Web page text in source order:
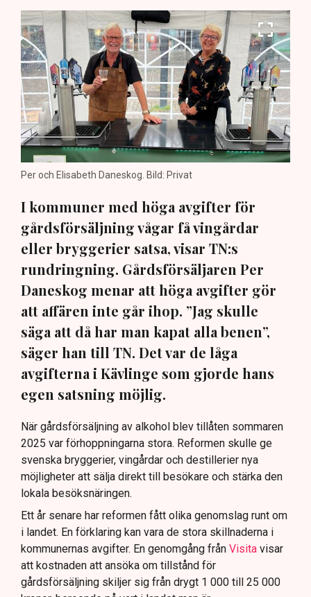
Per och Elisabeth Daneskog. Bild: Privat
I kommuner med höga avgifter för
gårdsförsäljning vågar få vingårdar
eller bryggerier satsa, visar TN:s
rundringning. Gårdsförsäljaren Per
Daneskog menar att höga avgifter gör
att affären inte går ihop. ”Jag skulle
säga att då har man kapat alla benen”,
säger han till TN. Det var de låga
avgifterna i Kävlinge som gjorde hans
egen satsning möjlig.
När gårdsförsäljning av alkohol blev tillåten sommaren
2025 var förhoppningarna stora. Reformen skulle ge
svenska bryggerier, vingårdar och destillerier nya
möjligheter att sälja direkt till besökare och stärka den
lokala besöksnäringen.
Ett år senare har reformen fått olika genomslag runt om
i landet. En förklaring kan vara de stora skillnaderna i
kommunernas avgifter. En genomgång från Visita visar
att kostnaden att ansöka om tillstånd för
gårdsförsäljning skiljer sig från drygt 1 000 till 25 000